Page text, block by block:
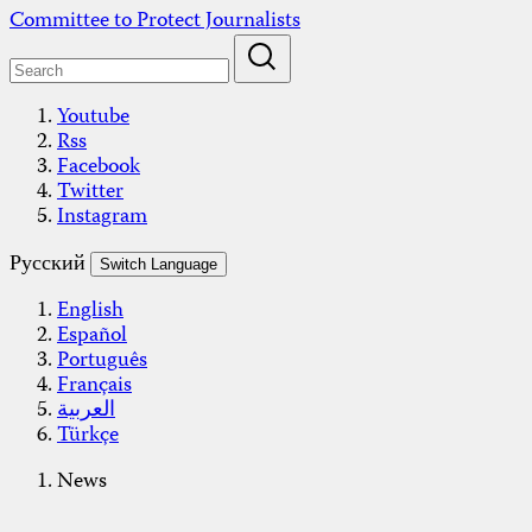
Skip
content
Committee to Protect Journalists
Youtube
Rss
Facebook
Twitter
Instagram
Русский
Switch Language
English
Español
Português
Français
العربية
Türkçe
News